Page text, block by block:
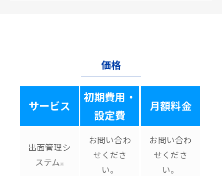
価格
サービス
初期費用・
設定費
月額料金
出面管理シ
ステム ※
お問い合わ
せくださ
い。
お問い合わ
せくださ
い。